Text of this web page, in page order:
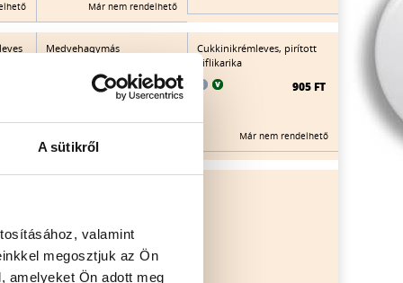
A sütikről
valamint
megosztjuk az Ön
amelyeket Ön adott meg
Már nem rendelhető
Medvehagymás
mozzarellagolyókkal
910 FT
Már nem rendelhető
Cukkinikrémleves, pirított
kiflikarika
905 FT
Már nem rendelhető
Már nem rendelhető